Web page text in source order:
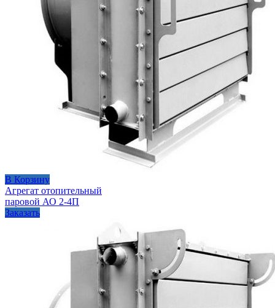
В Корзину
Агрегат отопительный
паровой АО 2-4П
Заказать